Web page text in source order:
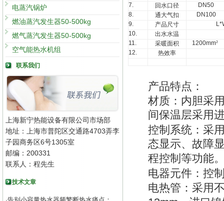
电蒸汽锅炉
燃油蒸汽发生器50-500kg
燃气蒸汽发生器50-500kg
空气能热水机组
联系我们
上海新宁热能设备有限公司市场部
地址：上海市普陀区交通路4703弄李
子园商务区6号1305室
邮编：200331
联系人：程先生
技术文章
7.
回水口径
DN50
8.
通大气扣
DN100
9.
产品尺寸
10.
出水水温
11.
采暖面积 1200mm²
12.
热效率
产品特点：
材质：内胆采
间保温层采用
控制系统：采
态显示、故障
程控制等功能
电器元件：控
电热管：采用